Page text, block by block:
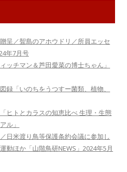
呈／聟島のアホウドリ／所員エッセ
年7月号
ッチマン＆芦田愛菜の博士ちゃん」
録「いのちをうつすー菌類、植物、
ヒトとカラスの知恵比べ 生理・生態
ル」
日米渡り鳥等保護条約会議に参加し
動ほか「山階鳥研NEWS」2024年5月